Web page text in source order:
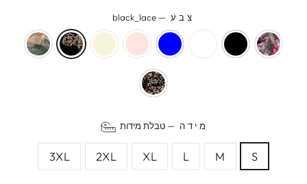
צבע —
black_lace
מידה—טבלת מידות
S
M
L
XL
2XL
3XL